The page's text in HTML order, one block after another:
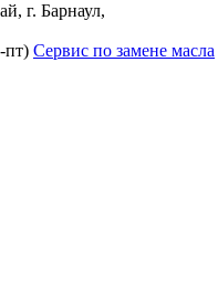
г. Барнаул,
пт) Сервис по замене масла